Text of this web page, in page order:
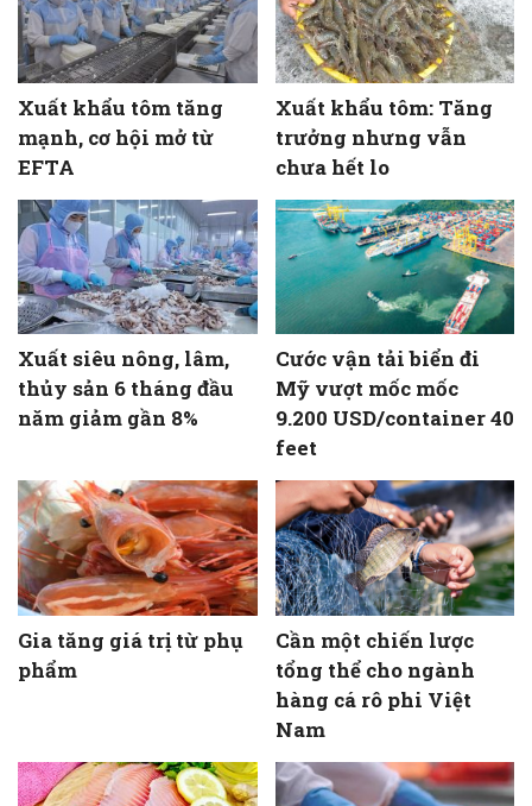
Xuất khẩu tôm tăng
mạnh, cơ hội mở từ
EFTA
Xuất khẩu tôm: Tăng
trưởng nhưng vẫn
chưa hết lo
Xuất siêu nông, lâm,
thủy sản 6 tháng đầu
năm giảm gần 8%
Cước vận tải biển đi
Mỹ vượt mốc mốc
9.200 USD/container 40
feet
Gia tăng giá trị từ phụ
phẩm
Cần một chiến lược
tổng thể cho ngành
hàng cá rô phi Việt
Nam